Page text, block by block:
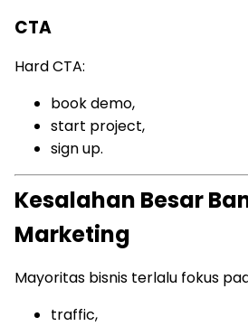
CTA
Hard CTA:
book demo,
start project,
sign up.
Kesalahan Besar
Marketing
Mayoritas bisnis terlalu fokus
traffic,